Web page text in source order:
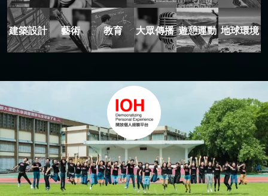
建築設計 藝術 教育 大眾傳播 遊憩運動 地球環境